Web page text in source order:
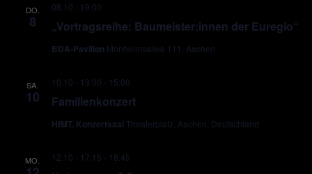
DO.
8 „Vortragsreihe: Baumeister:innen der Euregio“
08.10 - 19:00
BDA-Pavillon Monheimsallee 111, Aachen
SA.
10 Familienkonzert
10.10 - 13:00 - 15:00
HfMT, Konzertsaal Theaterplatz, Aachen, Deutschland
MO. 12.10 - 17:15 - 18:45